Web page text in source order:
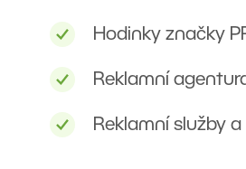
Hodinky značky
Reklamní
Reklamní služby